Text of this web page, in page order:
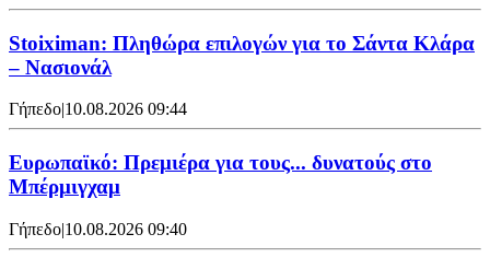
Stoiximan: Πληθώρα επιλογών για το Σάντα Κλάρα
– Νασιονάλ
Γήπεδο|10.08.2026 09:44
Ευρωπαϊκό: Πρεμιέρα για τους... δυνατούς στο
Μπέρμιγχαμ
Γήπεδο|10.08.2026 09:40